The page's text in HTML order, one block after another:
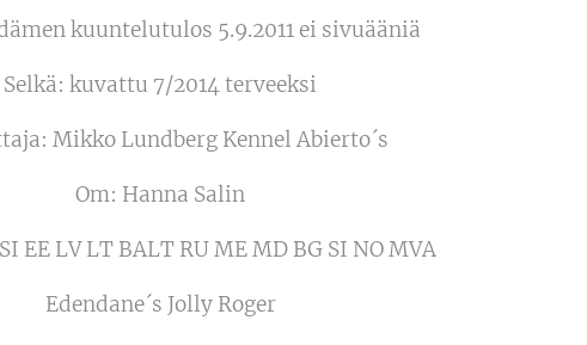
kuuntelutulos 5.9.2011 ei sivuääniä
Selkä: kuvattu 7/2014 terveeksi
Mikko Lundberg Kennel Abierto´s
Om: Hanna Salin
EE LV LT BALT RU ME MD BG SI NO MVA
Edendane´s Jolly Roger